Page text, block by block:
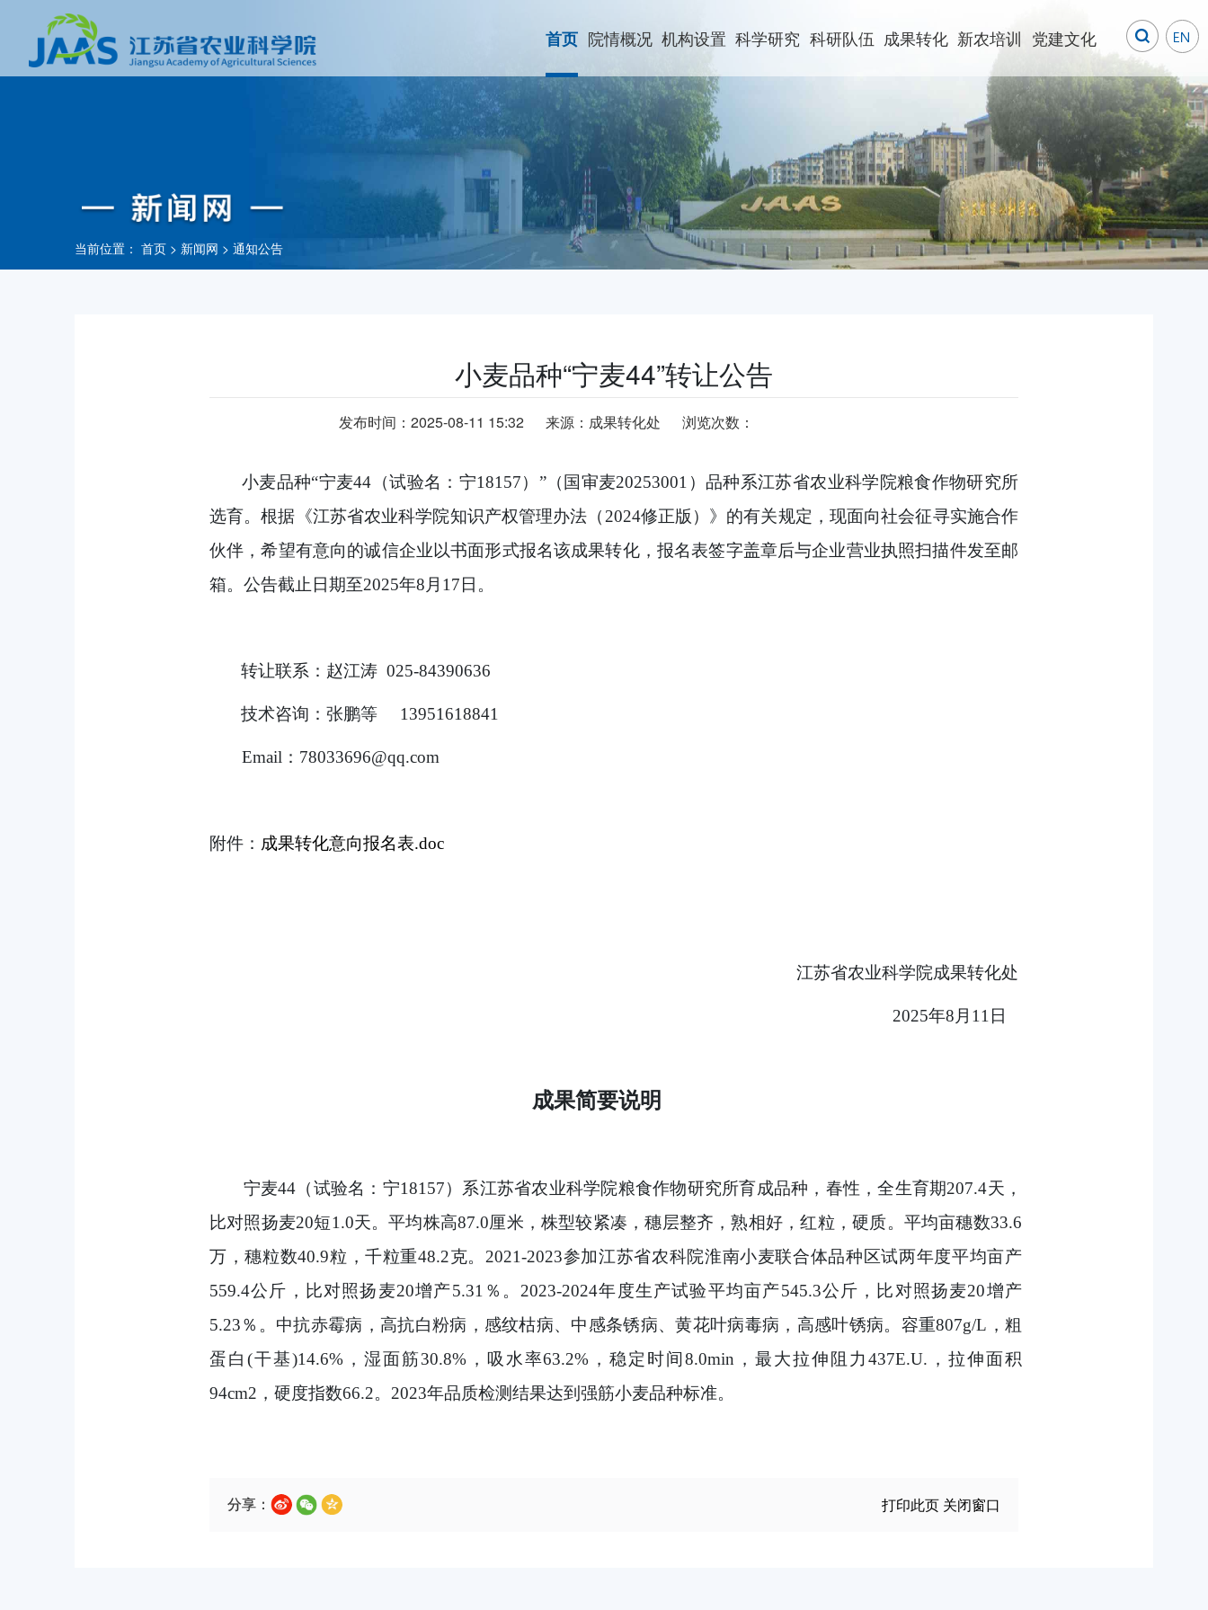
首页 院情概况 机构设置 科学研究 科研队伍 成果转化 新农培训 党建文化
当前位置： 首页 > 新闻网 > 通知公告
小麦品种“宁麦44”转让公告
发布时间：2025-08-11 15:32 来源：成果转化处 浏览次数：
小麦品种“宁麦44 （试验名：宁18157） ”（国审麦20253001 ）品种系江苏省农业科学院粮食作物研究所
选育。根据《江苏省农业科学院知识产权管理办法（ 2024修正版）》的有关规定，现面向社会征寻实施合作
伙伴，希望有意向的诚信企业以书面形式报名该成果转化，报名表签字盖章后与企业营业执照扫描件发至邮
箱。公告截止日期至2025年8 月 17 日。
转让联系：赵江涛 025-84390636
技术咨询：张鹏等 13951618841
Email ： 78033696@qq.com
附件： 成果转化意向报名表.doc
江苏省农业科学院成果转化处
2025年8 月 11 日
成果简要说明
宁麦44（试验名：宁18157）系江苏省农业科学院粮食作物研究所育成品种，春性，全生育期207.4天，
比对照扬麦20短1.0天。平均株高87.0厘米，株型较紧凑，穗层整齐，熟相好，红粒，硬质。平均亩穗数33.6
万，穗粒数40.9粒，千粒重48.2克。2021-2023参加江苏省农科院淮南小麦联合体品种区试两年度平均亩产
559.4公斤，比对照扬麦20增产5.31％。2023-2024年度生产试验平均亩产545.3公斤，比对照扬麦20增产
5.23％。中抗赤霉病，高抗白粉病，感纹枯病、中感条锈病、黄花叶病毒病，高感叶锈病。容重807g/L，粗
蛋白(干基)14.6%，湿面筋30.8%，吸水率63.2%，稳定时间8.0min，最大拉伸阻力437E.U.，拉伸面积
94cm2，硬度指数66.2。2023年品质检测结果达到强筋小麦品种标准。
分享： 打印此页 关闭窗口